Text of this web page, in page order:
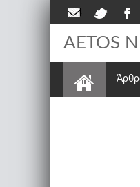
AETOS